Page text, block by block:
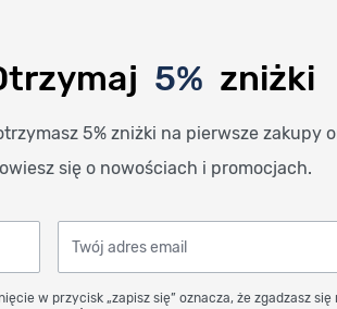
5% zniżki
5% zniżki na pierwsze zakupy
się o nowościach i promocjach.
w przycisk „zapisz się” oznacza, że zgadzasz